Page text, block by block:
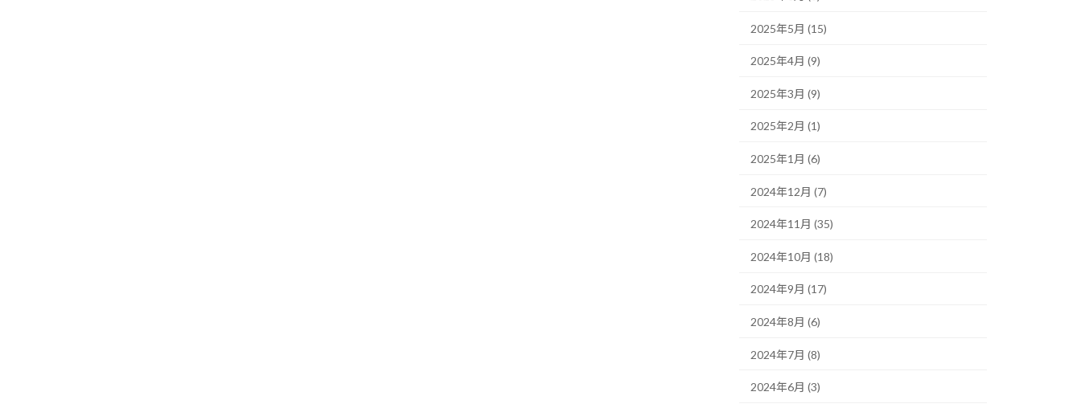
2025年5月 (15)
2025年4月 (9)
2025年3月 (9)
2025年2月 (1)
2025年1月 (6)
2024年12月 (7)
2024年11月 (35)
2024年10月 (18)
2024年9月 (17)
2024年8月 (6)
2024年7月 (8)
2024年6月 (3)